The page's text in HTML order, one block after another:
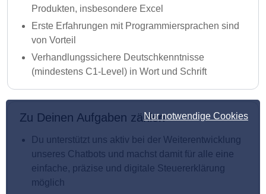
Nur notwendige Cookies
Produkten, insbesondere Excel
Erste Erfahrungen mit Programmiersprachen sind
von Vorteil
Verhandlungssichere Deutschkenntnisse
(mindestens C1-Level) in Wort und Schrift
Zu Deinen Aufgaben zählen
Du unterstützt uns aktiv bei der Weiterentwicklung
unseres Chatbots und machst damit für alle eine
einfache, präzise und digitale Steuererklärung
möglich